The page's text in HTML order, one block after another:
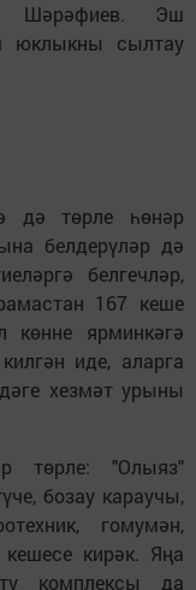
Шәрәфиев. Эш
юклыкны сылтау
дә төрле һөнәр
белдерүләр дә
белгечләр,
167 кеше
көнне ярминкәгә
иде, аларга
хезмәт урыны
төрле: "Олыяз"
бозау караучы,
гомумән,
кирәк. Яңа
комплексы да